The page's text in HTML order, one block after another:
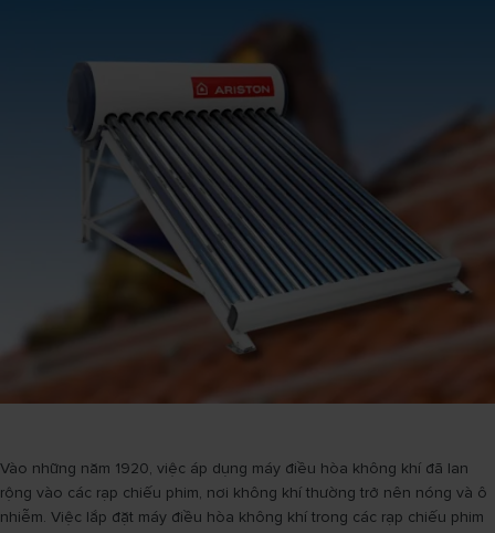
Vào những năm 1920, việc áp dụng máy điều hòa không khí đã lan
rộng vào các rạp chiếu phim, nơi không khí thường trở nên nóng và ô
nhiễm. Việc lắp đặt máy điều hòa không khí trong các rạp chiếu phim